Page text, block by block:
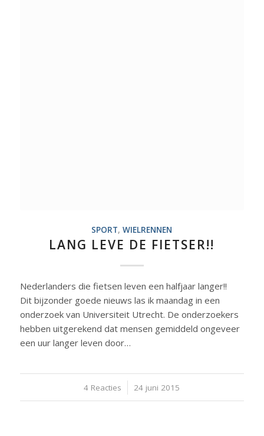
SPORT,WIELRENNEN
LANG LEVE DE FIETSER!!
Nederlanders die fietsen leven een halfjaar langer!!
Dit bijzonder goede nieuws las ik maandag in een
onderzoek van Universiteit Utrecht. De onderzoekers
hebben uitgerekend dat mensen gemiddeld ongeveer
een uur langer leven door…
4 Reacties
/ 24 juni 2015